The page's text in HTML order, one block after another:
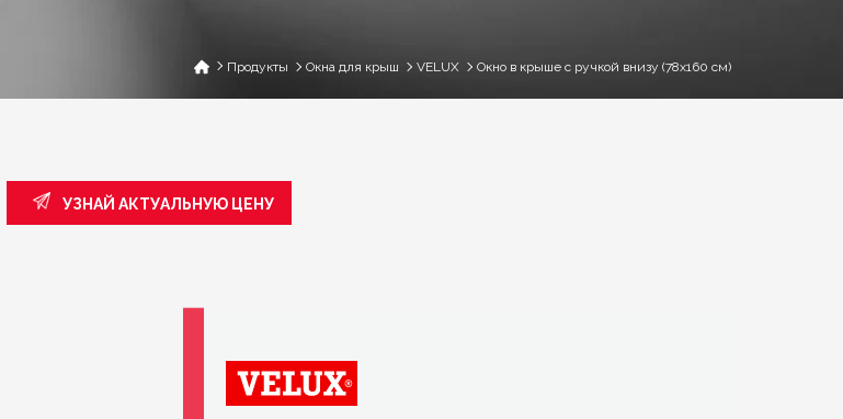
Продукты Окна для крыш VELUX Окно в крыше с ручкой внизу (78x160 см)
УЗНАЙ АКТУАЛЬНУЮ ЦЕНУ